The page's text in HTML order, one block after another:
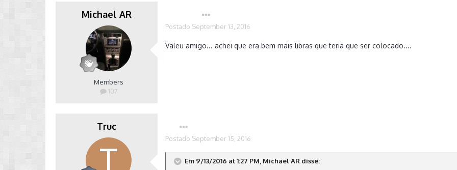
Michael AR
Members
107
Postado September 13, 2016
Valeu amigo... achei que era bem mais libras que teria que ser colocado....
Truc
Postado September 15, 2016
Em 9/13/2016 at 1:27 PM, Michael AR disse: